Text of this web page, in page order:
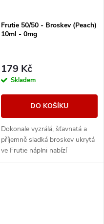
Frutie 50/50 - Broskev (Peach)
10ml - 0mg
179 Kč
Skladem
DO KOŠÍKU
Dokonale vyzrálá, šťavnatá a
příjemně sladká broskev ukrytá
ve Frutie náplni nabízí
autentickou ovocnou příchuť.